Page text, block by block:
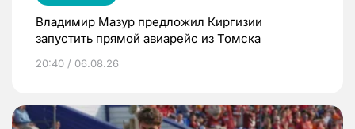
Владимир Мазур предложил Киргизии
запустить прямой авиарейс из Томска
20:40 / 06.08.26